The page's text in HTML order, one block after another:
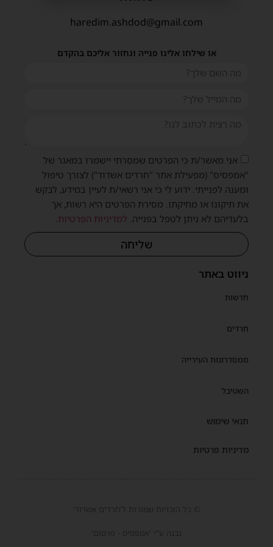
ניווט באתר
חדשות
חרדים
ממסדרונות העירייה
השטיבל
תנאי שימוש
מדיניות פרטיות
haredim.ashdod@gmail.com
או שילחו אלינו פנייה ונחזור אליכם בהקדם
אני מאשר/ת כי הפרטים שמסרתי יישמרו במאגר של
"אמפסיס" (מפעילת אתר "חרדים אשדוד") לצורך טיפול
ומענה לפנייתי. ידוע לי כי אני רשאי/ת לעיין במידע, לבקש
את תיקונו או מחיקתו. מסירת הפרטים היא רשות, אך
בלעדיהם לא ניתן לטפל בפנייה. למדיניות הפרטיות
שליחה
© כל הזכויות שמורות ל'חרדים אשדוד'
נבנה ע"י 'אמפסיס - פרסום'